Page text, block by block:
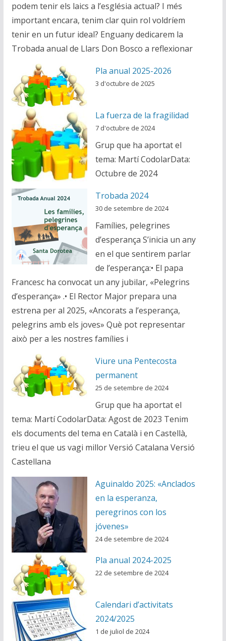
podem tenir els laics a l’església actual? I més
important encara, tenim clar quin rol voldríem
tenir en un futur ideal? Enguany dedicarem la
Trobada anual de Llars Don Bosco a reflexionar
Pla anual 2025-2026
3 d'octubre de 2025
La fuerza de la fragilidad
7 d'octubre de 2024
Grup que ha aportat el
tema: Martí CodolarData:
Octubre de 2024
Trobada 2024
30 de setembre de 2024
Famílies, pelegrines
d’esperança S’inicia un any
en el que sentirem parlar
de l’esperança:• El papa
Francesc ha convocat un any jubilar, «Pelegrins
d’esperança» .• El Rector Major prepara una
estrena per al 2025, «Ancorats a l’esperança,
pelegrins amb els joves» Què pot representar
això per a les nostres famílies i
Viure una Pentecosta
permanent
25 de setembre de 2024
Grup que ha aportat el
tema: Martí CodolarData: Agost de 2023 Tenim
els documents del tema en Català i en Castellà,
trieu el que us vagi millor Versió Catalana Versió
Castellana
Aguinaldo 2025: «Anclados
en la esperanza,
peregrinos con los
jóvenes»
24 de setembre de 2024
Pla anual 2024-2025
22 de setembre de 2024
Calendari d’activitats
2024/2025
1 de juliol de 2024